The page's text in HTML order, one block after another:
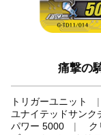
痛撃の
トリガーユニット
ユナイテッドサンク
パワー 5000
ク